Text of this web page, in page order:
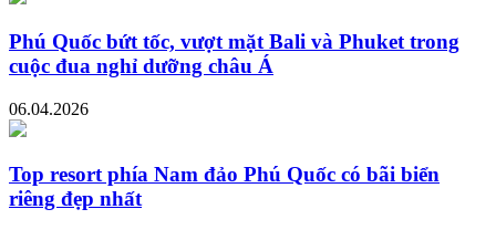
Phú Quốc bứt tốc, vượt mặt Bali và Phuket trong
cuộc đua nghỉ dưỡng châu Á
06.04.2026
Top resort phía Nam đảo Phú Quốc có bãi biển
riêng đẹp nhất